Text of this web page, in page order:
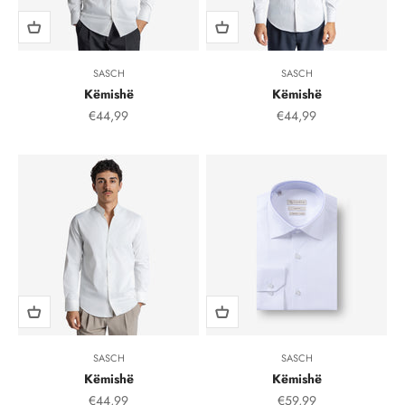
SASCH
Këmishë
Çmimi i shitjes, çmimi i shitjeve
€44,99
SASCH
Këmishë
Çmimi i shitjes, çmimi
€44,99
SASCH
Këmishë
Çmimi i shitjes, çmimi i shitjeve
€44,99
SASCH
Këmishë
Çmimi i shitjes, çmimi
€59,99